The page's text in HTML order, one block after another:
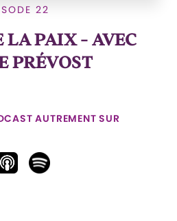
22
LA PAIX - AVEC
PRÉVOST
AUTREMENT SUR